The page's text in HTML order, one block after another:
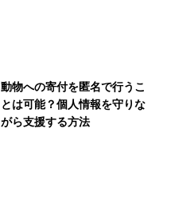
動物への寄付を匿名で行うこ
とは可能？個人情報を守りな
がら支援する方法